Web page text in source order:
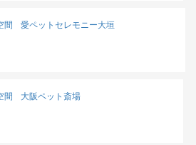
間 愛ペットセレモニー大垣
間 大阪ペット斎場